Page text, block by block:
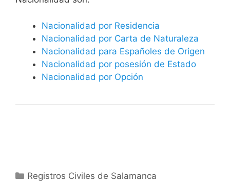
Nacionalidad por Residencia
Nacionalidad por Carta de Naturaleza
Nacionalidad para Españoles de Origen
Nacionalidad por posesión de Estado
Nacionalidad por Opción
Categorías
Registros Civiles de Salamanca